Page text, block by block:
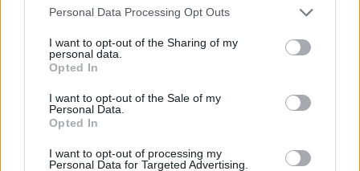
Personal Data Processing Opt Outs
I want to opt-out of the Sharing of my
personal data.
Opted In
I want to opt-out of the Sale of my
Personal Data.
Opted In
I want to opt-out of processing my
Personal Data for Targeted Advertising.